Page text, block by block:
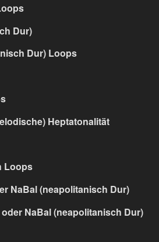
Dur)
Dur) Loops
Heptatonalität
Loops
NaBal (neapolitanisch Dur)
NaBal (neapolitanisch Dur)